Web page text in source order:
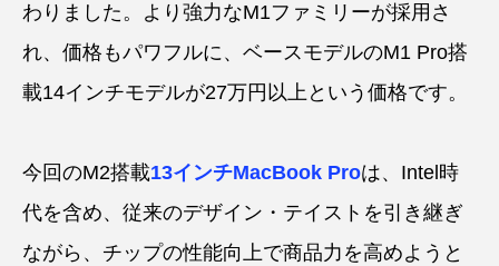
わりました。より強力なM1ファミリーが採用さ
れ、価格もパワフルに、ベースモデルのM1 Pro搭
載14インチモデルが27万円以上という価格です。
今回のM2搭載13インチMacBook Proは、Intel時
代を含め、従来のデザイン・テイストを引き継ぎ
ながら、チップの性能向上で商品力を高めようと